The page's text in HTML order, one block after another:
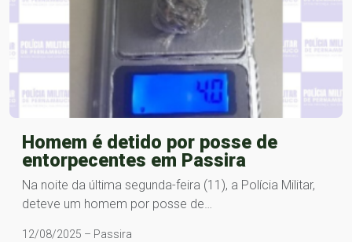
Homem é detido por posse de
entorpecentes em Passira
Na noite da última segunda-feira (11), a Polícia Militar,
deteve um homem por posse de…
12/08/2025 – Passira